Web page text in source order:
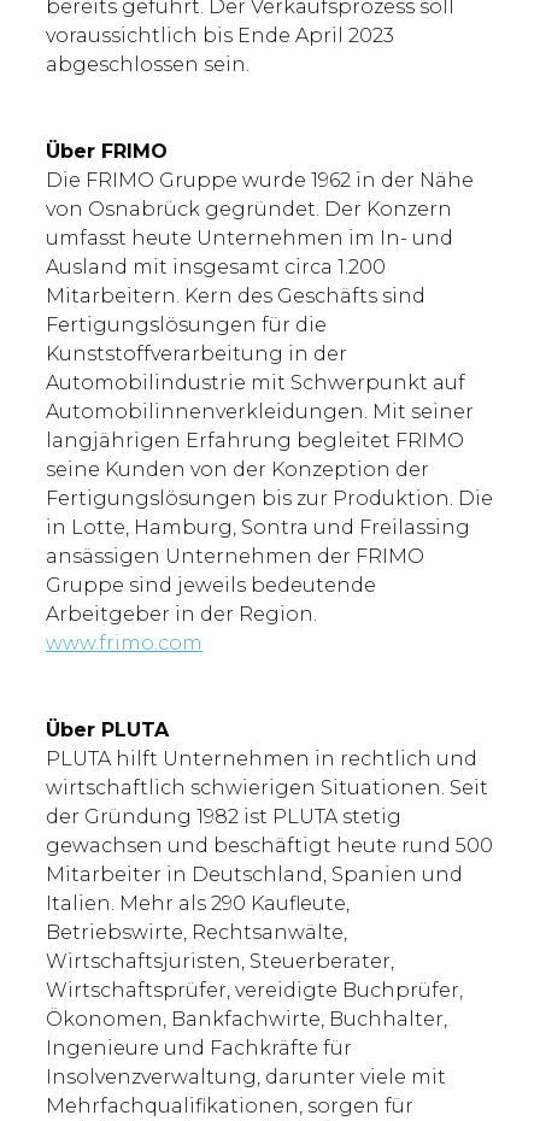
bereits geführt. Der Verkaufsprozess soll
voraussichtlich bis Ende April 2023
abgeschlossen sein.
Über FRIMO
Die FRIMO Gruppe wurde 1962 in der Nähe
von Osnabrück gegründet. Der Konzern
umfasst heute Unternehmen im In- und
Ausland mit insgesamt circa 1.200
Mitarbeitern. Kern des Geschäfts sind
Fertigungslösungen für die
Kunststoffverarbeitung in der
Automobilindustrie mit Schwerpunkt auf
Automobilinnenverkleidungen. Mit seiner
langjährigen Erfahrung begleitet FRIMO
seine Kunden von der Konzeption der
Fertigungslösungen bis zur Produktion. Die
in Lotte, Hamburg, Sontra und Freilassing
ansässigen Unternehmen der FRIMO
Gruppe sind jeweils bedeutende
Arbeitgeber in der Region.
www.frimo.com
Über PLUTA
PLUTA hilft Unternehmen in rechtlich und
wirtschaftlich schwierigen Situationen. Seit
der Gründung 1982 ist PLUTA stetig
gewachsen und beschäftigt heute rund 500
Mitarbeiter in Deutschland, Spanien und
Italien. Mehr als 290 Kaufleute,
Betriebswirte, Rechtsanwälte,
Wirtschaftsjuristen, Steuerberater,
Wirtschaftsprüfer, vereidigte Buchprüfer,
Ökonomen, Bankfachwirte, Buchhalter,
Ingenieure und Fachkräfte für
Insolvenzverwaltung, darunter viele mit
Mehrfachqualifikationen, sorgen für